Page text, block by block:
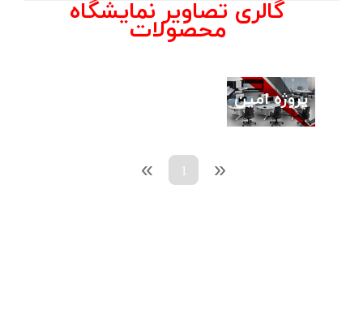
گالری تصاویر نمایشگاه
محصولات
پروژه امین
«
1
»